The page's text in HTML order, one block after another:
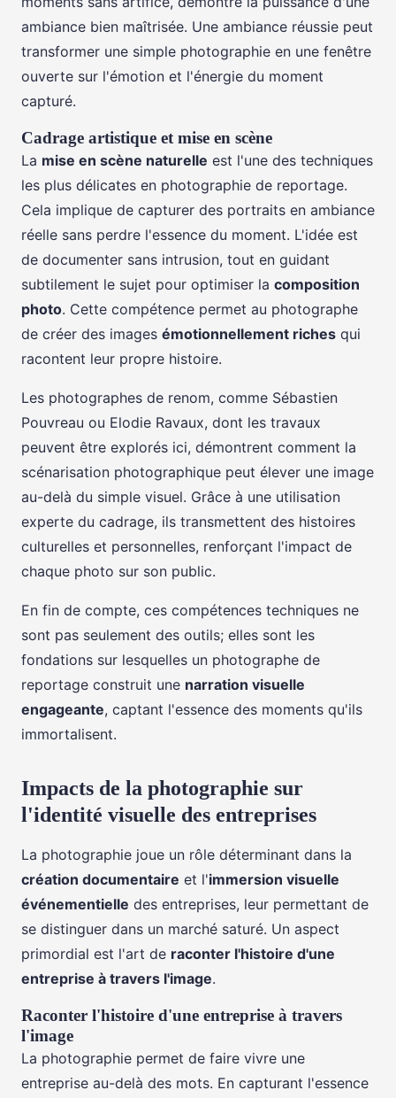
ambiance bien maîtrisée. Une ambiance réussie peut
transformer une simple photographie en une fenêtre
ouverte sur l'émotion et l'énergie du moment
capturé.
Cadrage artistique et mise en scène
La mise en scène naturelle est l'une des techniques
les plus délicates en photographie de reportage.
Cela implique de capturer des portraits en ambiance
réelle sans perdre l'essence du moment. L'idée est
de documenter sans intrusion, tout en guidant
subtilement le sujet pour optimiser la composition
photo. Cette compétence permet au photographe
de créer des images émotionnellement riches qui
racontent leur propre histoire.
Les photographes de renom, comme Sébastien
Pouvreau ou Elodie Ravaux, dont les travaux
peuvent être explorés ici, démontrent comment la
scénarisation photographique peut élever une image
au-delà du simple visuel. Grâce à une utilisation
experte du cadrage, ils transmettent des histoires
culturelles et personnelles, renforçant l'impact de
chaque photo sur son public.
En fin de compte, ces compétences techniques ne
sont pas seulement des outils; elles sont les
fondations sur lesquelles un photographe de
reportage construit une narration visuelle
engageante, captant l'essence des moments qu'ils
immortalisent.
Impacts de la photographie sur
l'identité visuelle des entreprises
La photographie joue un rôle déterminant dans la
création documentaire et l'immersion visuelle
événementielle des entreprises, leur permettant de
se distinguer dans un marché saturé. Un aspect
primordial est l'art de raconter l'histoire d'une
entreprise à travers l'image.
Raconter l'histoire d'une entreprise à travers
l'image
La photographie permet de faire vivre une
entreprise au-delà des mots. En capturant l'essence